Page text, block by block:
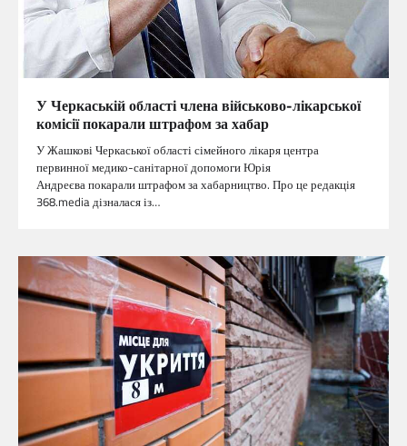
У Черкаській області члена військово-лікарської
комісії покарали штрафом за хабар
У Жашкові Черкаської області сімейного лікаря центра
первинної медико-санітарної допомоги Юрія
Андреєва покарали штрафом за хабарництво. Про це редакція
368.media дізналася із…